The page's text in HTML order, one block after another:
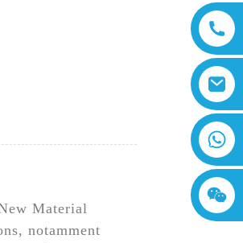
Material
notamment